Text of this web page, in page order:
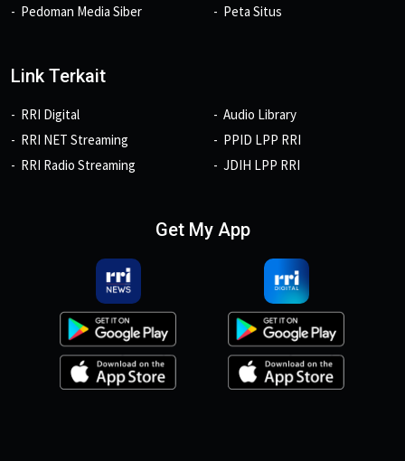
Pedoman Media Siber
Peta Situs
Link Terkait
RRI Digital
RRI NET Streaming
RRI Radio Streaming
Audio Library
PPID LPP RRI
JDIH LPP RRI
Get My App